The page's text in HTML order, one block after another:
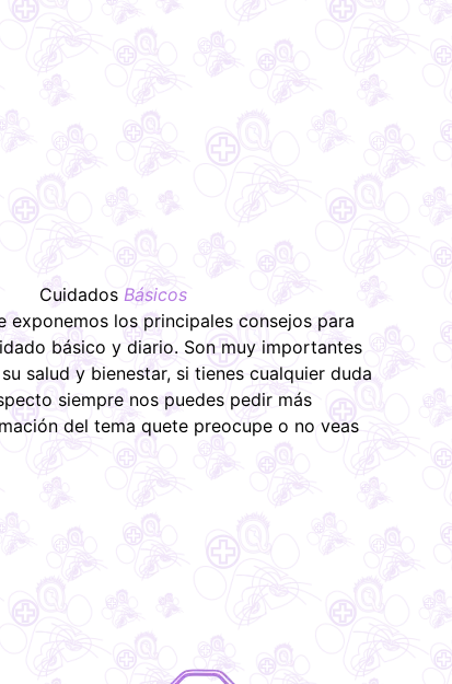
CuidadosBásicos
exponemos los principales consejos para
básico y diario. Son muy importantes
salud y bienestar, si tienes cualquier duda
siempre nos puedes pedir más
del tema quete preocupe o no veas